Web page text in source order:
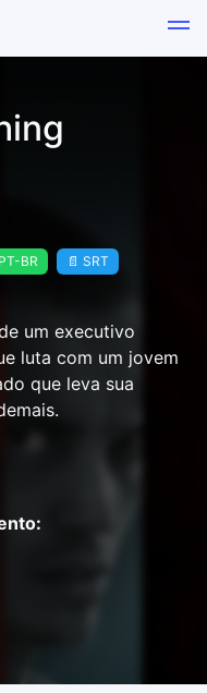
BR 📄 SRT
um executivo
luta com um jovem
que leva sua